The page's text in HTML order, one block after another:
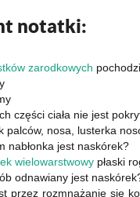
notatki:
zarodkowych
części ciała nie jest
palców, nosa, lusterka
nabłonka jest naskórek?
wielowarstwowy płaski
odnawiany jest
przez rozmnażanie się